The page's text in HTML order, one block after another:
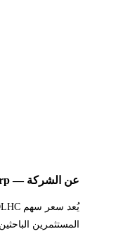
عن الشركة — DLH Holdings Corp
المستثمرين